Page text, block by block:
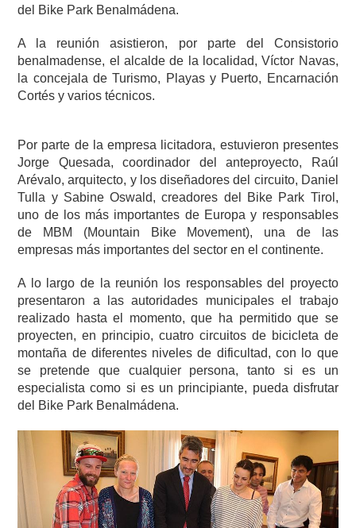
del Bike Park Benalmádena.
A la reunión asistieron, por parte del Consistorio
benalmadense, el alcalde de la localidad, Víctor Navas,
la concejala de Turismo, Playas y Puerto, Encarnación
Cortés y varios técnicos.
Por parte de la empresa licitadora, estuvieron presentes
Jorge Quesada, coordinador del anteproyecto, Raúl
Arévalo, arquitecto, y los diseñadores del circuito, Daniel
Tulla y Sabine Oswald, creadores del Bike Park Tirol,
uno de los más importantes de Europa y responsables
de MBM (Mountain Bike Movement), una de las
empresas más importantes del sector en el continente.
A lo largo de la reunión los responsables del proyecto
presentaron a las autoridades municipales el trabajo
realizado hasta el momento, que ha permitido que se
proyecten, en principio, cuatro circuitos de bicicleta de
montaña de diferentes niveles de dificultad, con lo que
se pretende que cualquier persona, tanto si es un
especialista como si es un principiante, pueda disfrutar
del Bike Park Benalmádena.